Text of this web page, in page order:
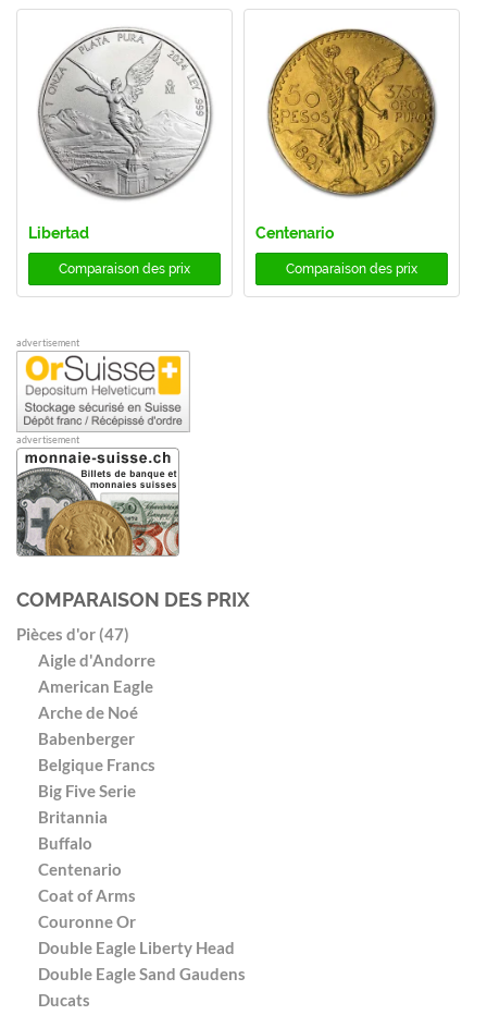
Libertad
Comparaison des prix
Centenario
Comparaison des prix
advertisement
advertisement
COMPARAISON DES PRIX
Pièces d'or (47)
Aigle d'Andorre
American Eagle
Arche de Noé
Babenberger
Belgique Francs
Big Five Serie
Britannia
Buffalo
Centenario
Coat of Arms
Couronne Or
Double Eagle Liberty Head
Double Eagle Sand Gaudens
Ducats